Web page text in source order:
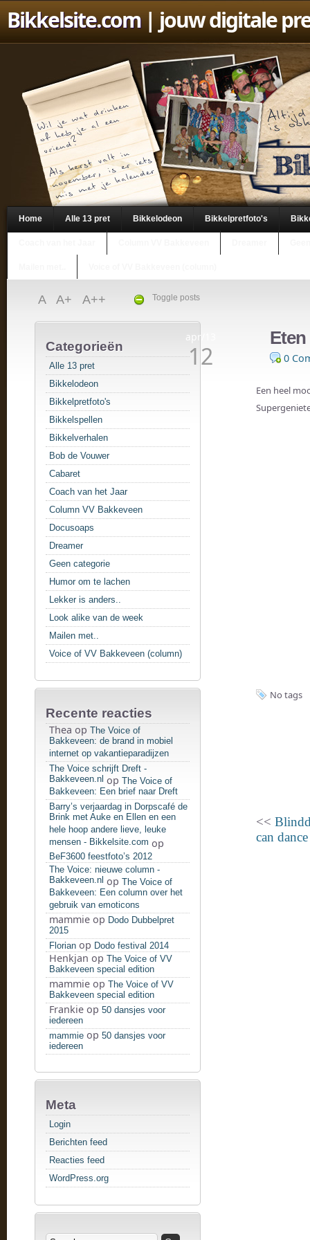
Bikkelsite.com| jouw digitale
Home Alle 13 pret Bikkelodeon Bikkelpretfoto's
Toggle posts
A A+ A++
Categorieën
Alle 13 pret
Bikkelodeon
Bikkelpretfoto's
Bikkelspellen
Bikkelverhalen
Bob de Vouwer
Cabaret
Coach van het Jaar
Column VV Bakkeveen
Docusoaps
Dreamer
Geen categorie
Humor om te lachen
Lekker is anders..
Look alike van de week
Mailen met..
Voice of VV Bakkeveen (column)
Recente reacties
Thea op The Voice of
Bakkeveen: de brand in mobiel
internet op vakantieparadijzen
The Voice schrijft Dreft -
Bakkeveen.nl op The Voice of
Bakkeveen: Een brief naar Dreft
Barry’s verjaardag in Dorpscafé de
Brink met Auke en Ellen en een
hele hoop andere lieve, leuke
mensen - Bikkelsite.com op
BeF3600 feestfoto’s 2012
The Voice: nieuwe column -
Bakkeveen.nl op The Voice of
Bakkeveen: Een column over het
gebruik van emoticons
mammie op Dodo Dubbelpret
2015
Florian op Dodo festival 2014
Henkjan op The Voice of VV
Bakkeveen special edition
mammie op The Voice of VV
Bakkeveen special edition
Frankie op 50 dansjes voor
iedereen
mammie op 50 dansjes voor
iedereen
Meta
Login
Berichten feed
Reacties feed
WordPress.org
apr/13
12
Eten
0
Een heel
No tags
<<
can